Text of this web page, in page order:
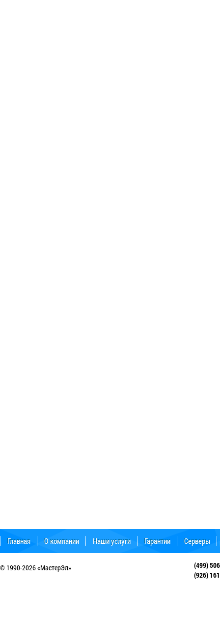
Главная О компании Наши услуги Гарантии Серверы
Форум поддержки
© 1990-2026 «МастерЭл»
(499)
(926)